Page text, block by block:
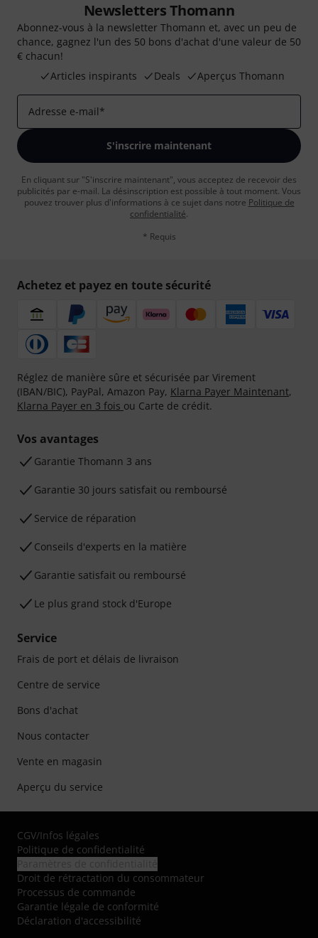
Newsletters Thomann
Abonnez-vous à la newsletter Thomann et, avec un peu de
chance, gagnez l'un des 50 bons d'achat d'une valeur de 50
€ chacun!
Articles inspirants
Deals Aperçus Thomann
Adresse e-mail*
S'inscrire maintenant
En cliquant sur "S'inscrire maintenant", vous acceptez de recevoir des
publicités par e-mail. La désinscription est possible à tout moment. Vous
pouvez trouver plus d'informations à ce sujet dans notre Politique de
confidentialité.
* Requis
Achetez et payez en toute sécurité
Réglez de manière sûre et sécurisée par Virement
(IBAN/BIC), PayPal, Amazon Pay, Klarna Payer Maintenant,
Klarna Payer en 3 fois ou Carte de crédit.
Vos avantages
Ga­ran­tie Thomann 3 ans
Garantie 30 jours satisfait ou remboursé
Service de réparation
Conseils d'experts en la matière
Garantie satisfait ou remboursé
Le plus grand stock d'Europe
Service
Frais de port et délais de livraison
Centre de service
Bons d'achat
Nous contacter
Vente en magasin
Aperçu du service
CGV/Infos légales
Politique de confidentialité
Droit de rétractation du consommateur
Processus de commande
Garantie légale de conformité
Déclaration d'accessibilité